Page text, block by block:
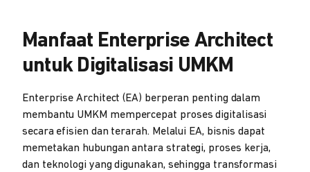
Manfaat Enterprise Architect
untuk Digitalisasi UMKM
Enterprise Architect (EA) berperan penting dalam
membantu UMKM mempercepat proses digitalisasi
secara efisien dan terarah. Melalui EA, bisnis dapat
memetakan hubungan antara strategi, proses kerja,
dan teknologi yang digunakan, sehingga transformasi